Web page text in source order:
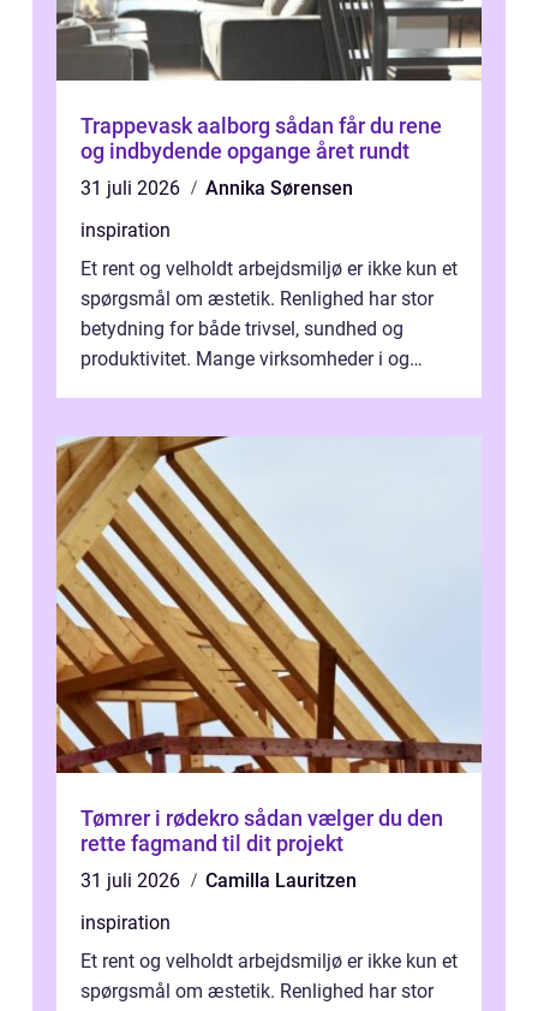
Trappevask aalborg sådan får du rene
og indbydende opgange året rundt
31 juli 2026
Annika Sørensen
inspiration
Et rent og velholdt arbejdsmiljø er ikke kun et
spørgsmål om æstetik. Renlighed har stor
betydning for både trivsel, sundhed og
produktivitet. Mange virksomheder i og
Tømrer i rødekro sådan vælger du den
rette fagmand til dit projekt
31 juli 2026
Camilla Lauritzen
inspiration
Et rent og velholdt arbejdsmiljø er ikke kun et
spørgsmål om æstetik. Renlighed har stor